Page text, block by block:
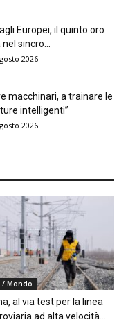
Europei, il quinto oro
sincro...
2026
macchinari, a trainare le
intelligenti”
2026
/ Mondo
al via test per la linea
ad alta velocità...